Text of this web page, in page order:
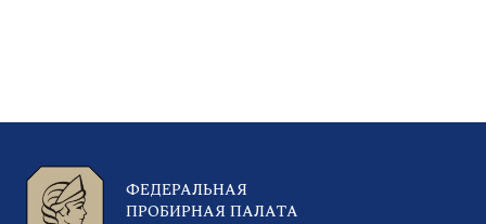
ФЕДЕРАЛЬНАЯ
ПРОБИРНАЯ ПАЛАТА